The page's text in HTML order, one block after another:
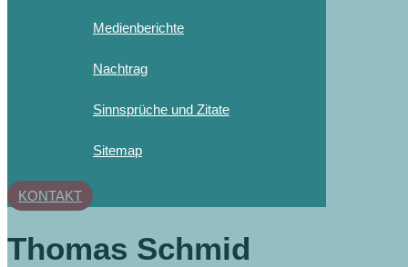
Medienberichte
Nachtrag
Sinnsprüche und Zitate
Sitemap
KONTAKT
Thomas Schmid